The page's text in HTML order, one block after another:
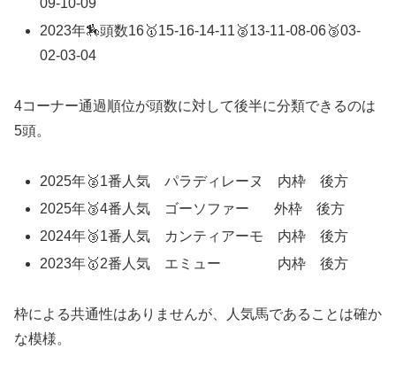
09-10-09
2023年🏇頭数16🥇15-16-14-11🥈13-11-08-06🥉03-
02-03-04
4コーナー通過順位が頭数に対して後半に分類できるのは
5頭。
2025年🥈1番人気 パラディレーヌ 内枠 後方
2025年🥉4番人気 ゴーソファー 外枠 後方
2024年🥉1番人気 カンティアーモ 内枠 後方
2023年🥇2番人気 エミュー 内枠 後方
枠による共通性はありませんが、人気馬であることは確か
な模様。